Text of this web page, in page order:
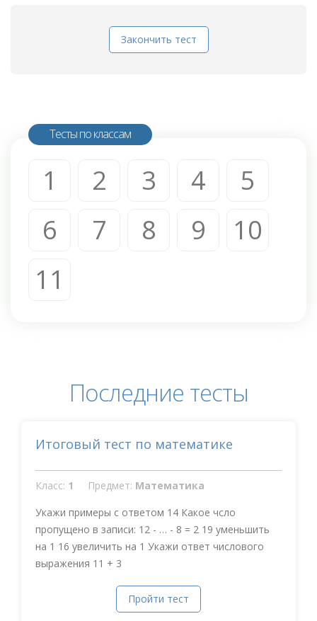
Закончить тест
Тесты по классам
1 2 3 4
5
6
7 8 9
10
11
Последние тесты
Итоговый тест по математике
Класс: 1 Предмет: Математика
Укажи примеры с ответом 14 Какое чсло
пропущено в записи: 12 - … - 8 = 2 19 уменьшить
на 1 16 увеличить на 1 Укажи ответ числового
выражения 11 + 3
Пройти тест